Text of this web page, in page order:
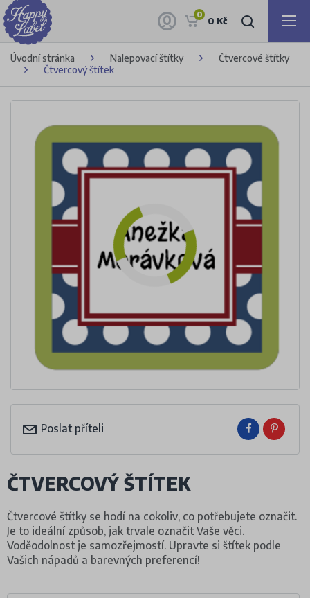
0
0 Kč
Úvodní stránka Nalepovací štítky
Čtvercové štítky
Čtvercový štítek
Poslat příteli
ČTVERCOVÝ ŠTÍTEK
Čtvercové štítky se hodí na cokoliv, co potřebujete označit.
Je to ideální způsob, jak trvale označit Vaše věci.
Voděodolnost je samozřejmostí. Upravte si štítek podle
Vašich nápadů a barevných preferencí!